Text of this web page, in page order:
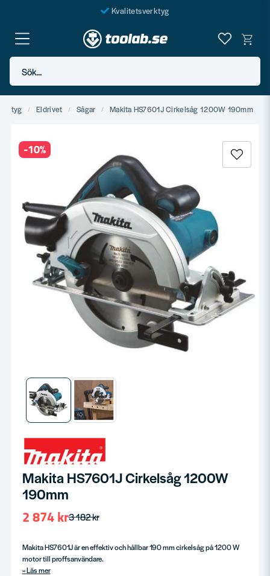
Kvalitetsverktyg
Fraktfritt över 999 SEK*
En järnhandel för alla
Sök...
Eldrivet Sågar Makita HS7601J Cirkelsåg 1200W 190mm
-10%
Makita HS7601J Cirkelsåg 1200W
190mm
3 182 kr
2 874 kr
Makita HS7601J är en effektiv och hållbar 190 mm cirkelsåg på 1200 W
motor till proffsanvändare.
Läs mer